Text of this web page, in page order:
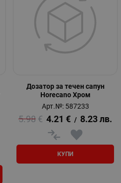
Дозатор за течен сапун
Horecano Хром
Арт.№: 587233
5.98 € 4.21 € / 8.23 лв.
КУПИ